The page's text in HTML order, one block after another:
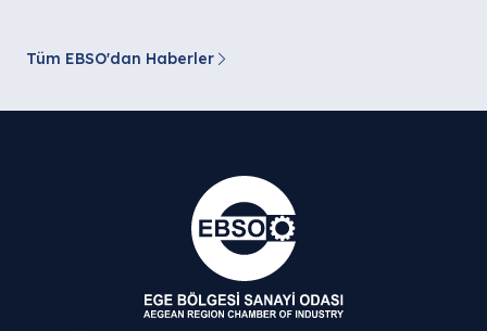
Tüm EBSO'dan Haberler